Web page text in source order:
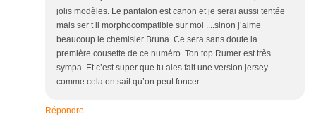
jolis modèles. Le pantalon est canon et je serai aussi tentée
mais ser t il morphocompatible sur moi ....sinon j’aime
beaucoup le chemisier Bruna. Ce sera sans doute la
première cousette de ce numéro. Ton top Rumer est très
sympa. Et c’est super que tu aies fait une version jersey
comme cela on sait qu’on peut foncer
Répondre